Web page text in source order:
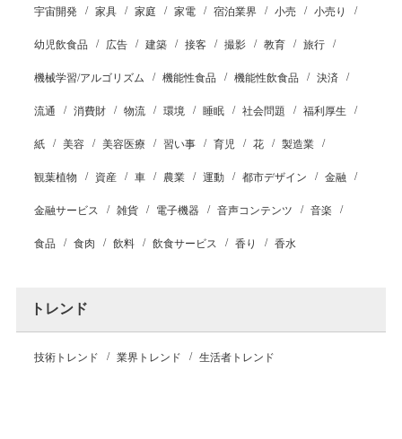
宇宙開発 家具 家庭 家電 宿泊業界 小売 小売り
幼児飲食品 広告 建築 接客 撮影 教育 旅行
機械学習/アルゴリズム 機能性食品 機能性飲食品 決済
流通 消費財 物流 環境 睡眠 社会問題 福利厚生
紙 美容 美容医療 習い事 育児 花 製造業
観葉植物 資産 車 農業 運動 都市デザイン 金融
金融サービス 雑貨 電子機器 音声コンテンツ 音楽
食品 食肉 飲料 飲食サービス 香り 香水
トレンド
技術トレンド 業界トレンド 生活者トレンド